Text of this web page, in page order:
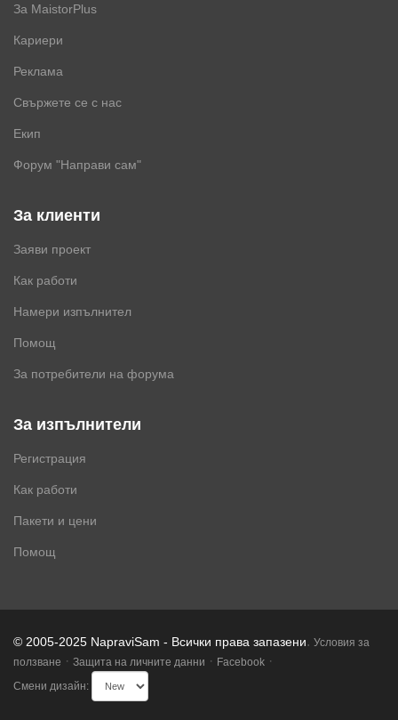
За MaistorPlus
Кариери
Реклама
Свържете се с нас
Екип
Форум "Направи сам"
За клиенти
Заяви проект
Как работи
Намери изпълнител
Помощ
За потребители на форума
За изпълнители
Регистрация
Как работи
Пакети и цени
Помощ
© 2005-2025 NapraviSam - Всички права запазени. Условия за
ползване · Защита на личните данни · Facebook ·
Смени дизайн: